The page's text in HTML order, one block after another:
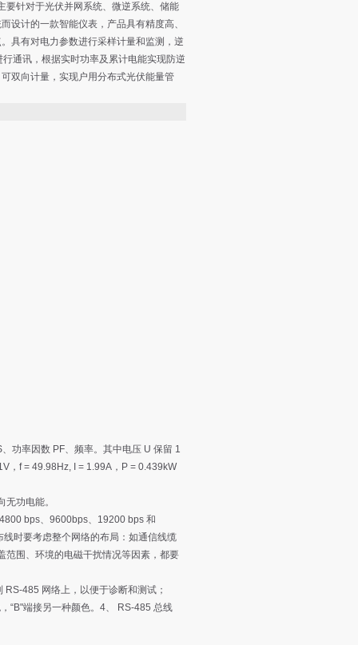
针对于光伏并网系统、微逆系统、储能
设计的一款智能仪表，产品具有精度高、
具有对电力参数进行采样计量和监测，逆
通讯，根据实时功率及累计电能实现防逆
双向计量，实现户用分布式光伏能量管
功率因数 PF、频率。其中电压 U 保留 1
，f = 49.98Hz, I = 1.99A，P = 0.439kW
功电能。
bps、9600bps、19200 bps 和
时要考虑整个网络的布局：如通信线缆
范围、环境的电磁干扰情况等因素，都要
485 网络上，以便于诊断和测试；
“B"端接另一种颜色。4、 RS-485 总线